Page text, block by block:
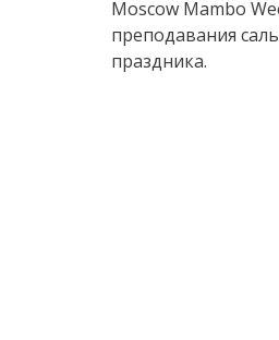
Moscow Mambo
преподавания
праздника.